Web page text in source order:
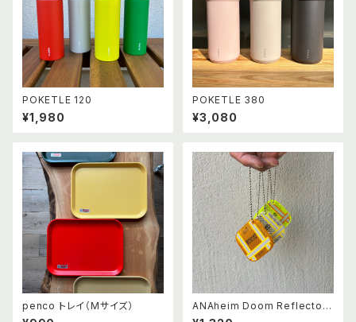
POKETLE 120
¥1,980
POKETLE 380
¥3,080
penco トレイ（Mサイズ）
ANAheim Doom Reflector
"Vest (リフレクター ベスト)